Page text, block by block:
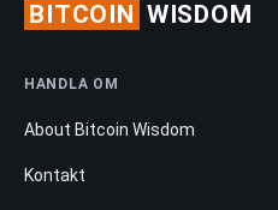
BITCOIN WISDOM
HANDLA OM
About Bitcoin Wisdom
Kontakt